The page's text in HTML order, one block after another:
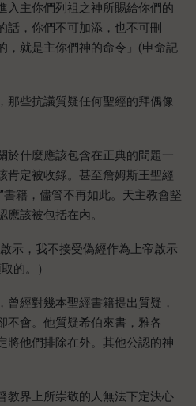
入主你們列祖之神所賜給你們的
話，你們不可加添，也不可刪
，就是主你們神的命令」(申命記
那些抗議質疑任何聖經的拜偶像
於什麼應該包含在正典的問題一
肯定被收錄。甚至詹姆斯王聖經
書籍，儘管不再如此。天主教會堅
該被包括在內。
示，我不接受偽經作為上帝啟示
的。）
曾經對幾本聖經書籍提出質疑，
不會。他質疑希伯來書，雅各
將他們排除在外。其他公認的神
教界上所崇敬的人無法下定決心